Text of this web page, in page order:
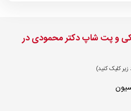
و پت شاپ دکتر محمودی در
کلیک کنید)